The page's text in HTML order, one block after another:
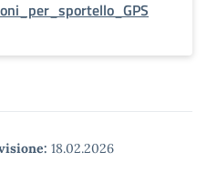
18.02.2026